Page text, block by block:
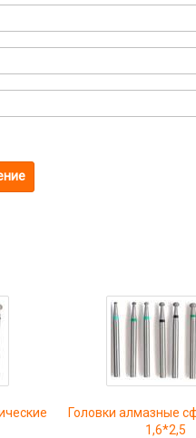
Головки алмазные
1,6*2,5